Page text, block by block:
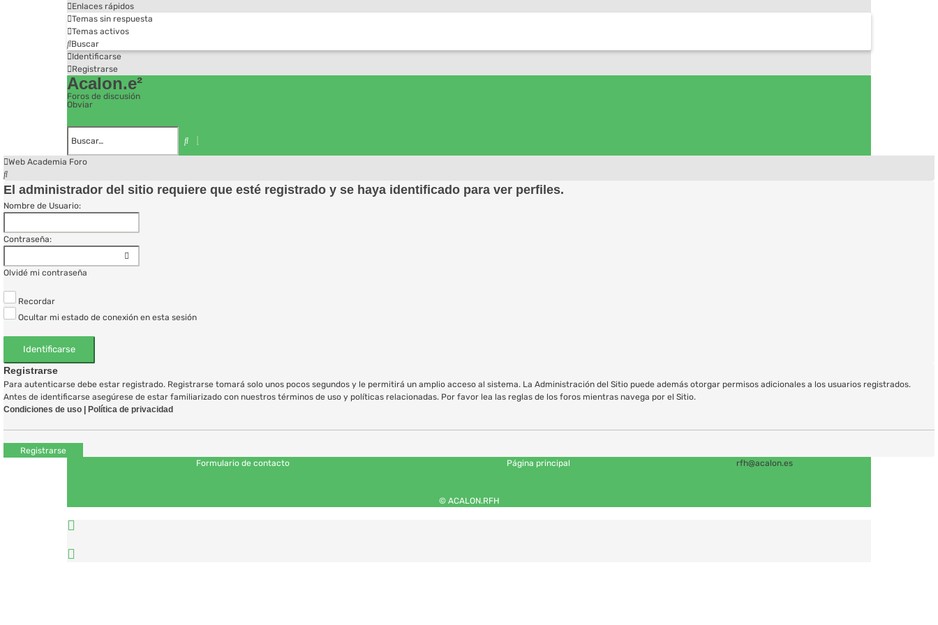
Enlaces rápidos
Temas sin respuesta
Temas activos
Buscar
Identificarse
Registrarse
Acalon.e²
Foros de discusión
Obviar
Buscar
avanzada
Web Academia Foro
Buscar
El administrador del sitio requiere que esté registrado y se haya identificado para ver perfiles.
Nombre de Usuario:
Contraseña:
Olvidé mi contraseña
Recordar
Ocultar mi estado de conexión en esta sesión
Registrarse
Para autenticarse debe estar registrado. Registrarse tomará solo unos pocos segundos y le permitirá un amplio acceso al sistema. La Administración del Sitio puede además otorgar permisos adicionales a los usuarios registrados.
Antes de identificarse asegúrese de estar familiarizado con nuestros términos de uso y políticas relacionadas. Por favor lea las reglas de los foros mientras navega por el Sitio.
Condiciones de uso | Política de privacidad
Registrarse
Formulario de contacto
Página principal rfh@acalon.es
© ACALON.RFH